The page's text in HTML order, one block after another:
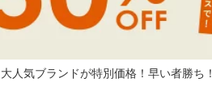
人気ブランドが特別価格！早い者勝ち！